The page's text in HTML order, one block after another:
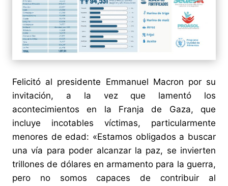
Felicitó al presidente Emmanuel Macron por su
invitación, a la vez que lamentó los
acontecimientos en la Franja de Gaza, que
incluye incotables víctimas, particularmente
menores de edad: «Estamos obligados a buscar
una vía para poder alcanzar la paz, se invierten
trillones de dólares en armamento para la guerra,
pero no somos capaces de contribuir al